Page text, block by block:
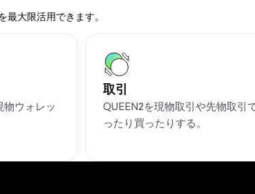
最大限活用できます。
物ウォレッ
取引
QUEEN2を現物取引や先物取引
ったり買ったりする。